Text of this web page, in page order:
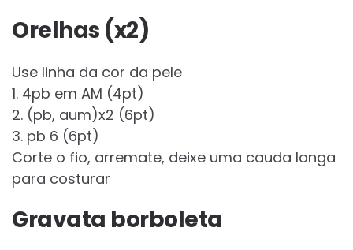
Orelhas (x2)
Use linha da cor da pele
1. 4pb em AM (4pt)
2. (pb, aum)x2 (6pt)
3. pb 6 (6pt)
Corte o fio, arremate, deixe uma cauda longa
para costurar
Gravata borboleta